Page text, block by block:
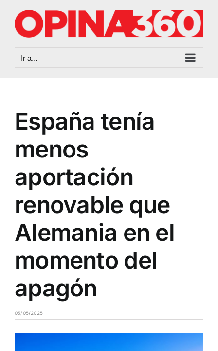
contenido
Ir a...
España tenía
menos
aportación
renovable que
Alemania en el
momento del
apagón
05/05/2025